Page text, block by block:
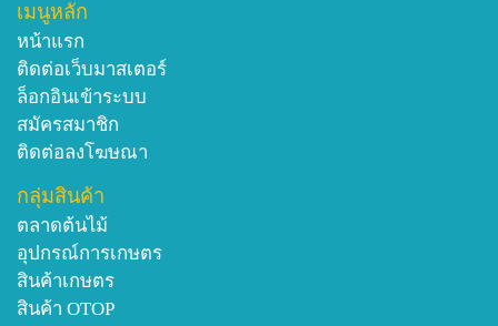
เมนูหลัก
หน้าแรก
ติดต่อเว็บมาสเตอร์
ล็อกอินเข้าระบบ
สมัครสมาชิก
ติดต่อลงโฆษณา
กลุ่มสินค้า
ตลาดต้นไม้
อุปกรณ์การเกษตร
สินค้าเกษตร
สินค้า OTOP